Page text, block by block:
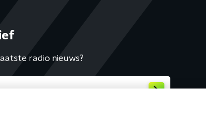
radio nieuws?